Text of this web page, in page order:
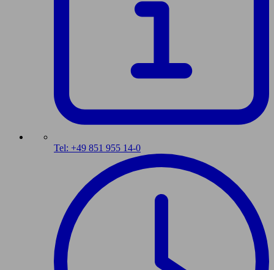
Tel: +49 851 955 14-0